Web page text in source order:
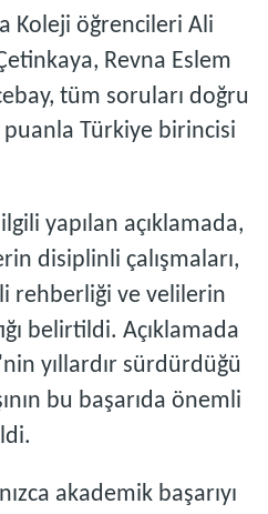
Koleji öğrencileri Ali
Revna Eslem
tüm soruları doğru
Türkiye birincisi
yapılan açıklamada,
disiplinli çalışmaları,
rehberliği ve velilerin
belirtildi. Açıklamada
yıllardır sürdürdüğü
bu başarıda önemli
akademik başarıyı